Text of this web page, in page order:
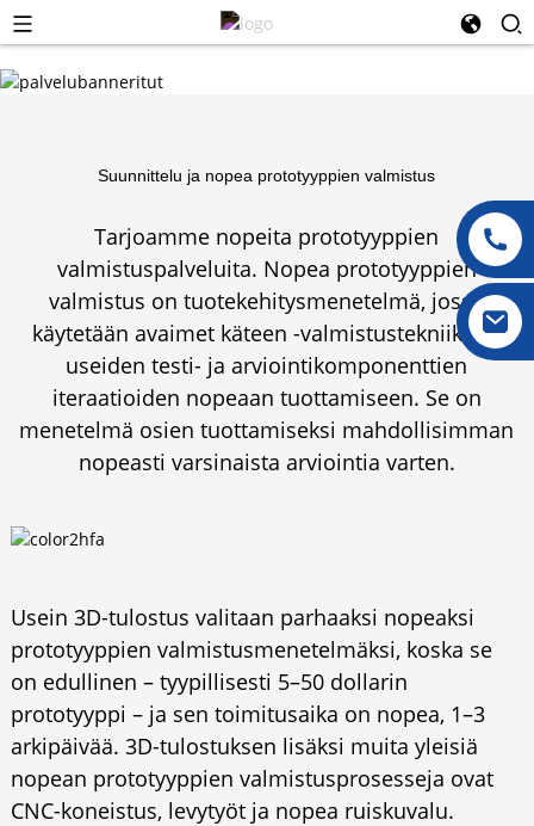
Suunnittelu ja nopea prototyyppien valmistus
Tarjoamme nopeita prototyyppien
valmistuspalveluita. Nopea prototyyppien
valmistus on tuotekehitysmenetelmä, jossa
käytetään avaimet käteen -valmistustekniikoita
useiden testi- ja arviointikomponenttien
iteraatioiden nopeaan tuottamiseen. Se on
menetelmä osien tuottamiseksi mahdollisimman
nopeasti varsinaista arviointia varten.
Usein 3D-tulostus valitaan parhaaksi nopeaksi
prototyyppien valmistusmenetelmäksi, koska se
on edullinen – tyypillisesti 5–50 dollarin
prototyyppi – ja sen toimitusaika on nopea, 1–3
arkipäivää. 3D-tulostuksen lisäksi muita yleisiä
nopean prototyyppien valmistusprosesseja ovat
CNC-koneistus, levytyöt ja nopea ruiskuvalu.